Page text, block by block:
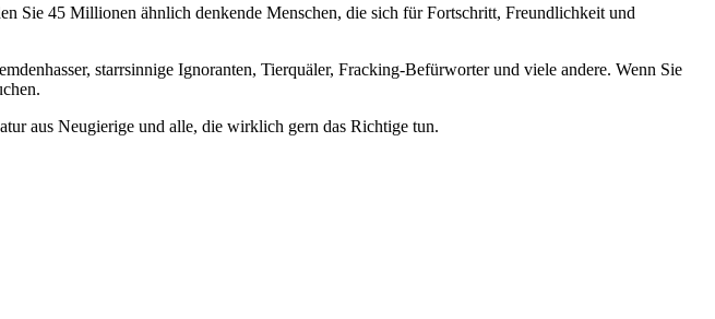
Sie 45 Millionen ähnlich denkende Menschen, die sich für Fortschritt, Freundlichkeit und
starrsinnige Ignoranten, Tierquäler, Fracking-Befürworter und viele andere. Wenn Sie
aus Neugierige und alle, die wirklich gern das Richtige tun.